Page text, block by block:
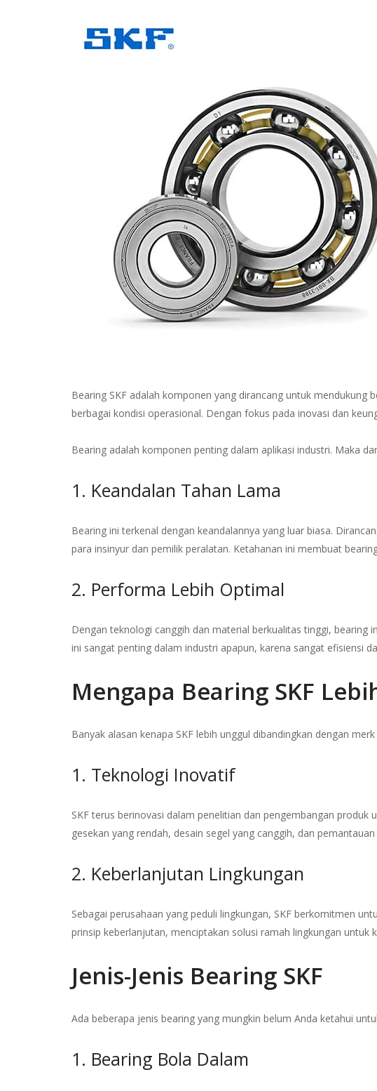
Bearing SKF adalah komponen yang dirancang untuk
berbagai kondisi operasional. Dengan fokus pada inovasi dan
Bearing adalah komponen penting dalam aplikasi industri. Maka
1. Keandalan Tahan Lama
Bearing ini terkenal dengan keandalannya yang luar biasa.
para insinyur dan pemilik peralatan. Ketahanan ini membuat
2. Performa Lebih Optimal
Dengan teknologi canggih dan material berkualitas tinggi,
ini sangat penting dalam industri apapun, karena sangat efisiensi
Mengapa Bearing SKF
Banyak alasan kenapa SKF lebih unggul dibandingkan dengan
1. Teknologi Inovatif
SKF terus berinovasi dalam penelitian dan pengembangan
gesekan yang rendah, desain segel yang canggih, dan
2. Keberlanjutan Lingkungan
Sebagai perusahaan yang peduli lingkungan, SKF berkomitmen
prinsip keberlanjutan, menciptakan solusi ramah lingkungan untuk
Jenis-Jenis Bearing SKF
Ada beberapa jenis bearing yang mungkin belum Anda ketahui
1. Bearing Bola Dalam